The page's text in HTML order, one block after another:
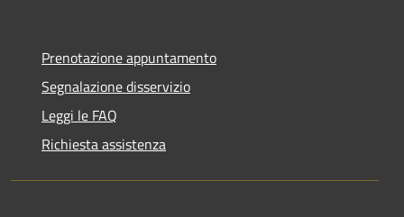
Prenotazione appuntamento
Segnalazione disservizio
Leggi le FAQ
Richiesta assistenza